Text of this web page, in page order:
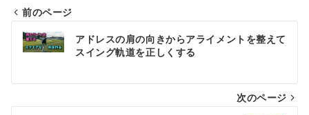
投
稿
ビ
前のページ
アドレスの肩の向きからアライメントを整えて
スイング軌道を正しくする
次のページ